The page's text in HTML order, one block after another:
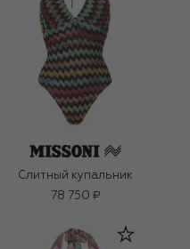
Слитный купальник
78 750 ₽